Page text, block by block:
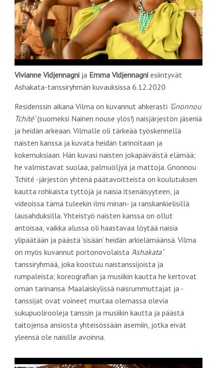
Vivianne Vidjennagni ja Emma Vidjennagni esiintyvät
Ashakata-tanssiryhmän kuvauksissa 6.12.2020
Residenssin aikana Vilma on kuvannut ahkerasti ‘Gnonnou
Tchité’(suomeksi Nainen nouse ylös!) naisjärjestön jäseniä
ja heidän arkeaan. Vilmalle oli tärkeää työskennellä
naisten kanssa ja kuvata heidän tarinoitaan ja
kokemuksiaan. Hän kuvasi naisten jokapäiväistä elämää;
he valmistavat suolaa, palmuöljyä ja mattoja. Gnonnou
Tchité -järjestön yhtenä päätavoitteista on koulutuksen
kautta rohkaista tyttöjä ja naisia itsenäisyyteen, ja
videoissa tämä tuleekin ilmi minan- ja ranskankielisillä
lausahduksilla. Yhteistyö naisten kanssa on ollut
antoisaa, vaikka alussa oli haastavaa löytää naisia
ylipäätään ja päästä ‘sisään’ heidän arkielämäänsä. Vilma
on myös kuvannut portonovolaista ’Ashakata’
tanssiryhmää, joka koostuu naistanssijoista ja
rumpaleista; koreografian ja musiikin kautta he kertovat
oman tarinansa. Maalaiskylissä naisrummuttajat ja -
tanssijat ovat voineet murtaa olemassa olevia
sukupuolirooleja tanssin ja musiikin kautta ja päästä
taitojensa ansiosta yhteisössään asemiin, jotka eivät
yleensä ole naisille avoinna.